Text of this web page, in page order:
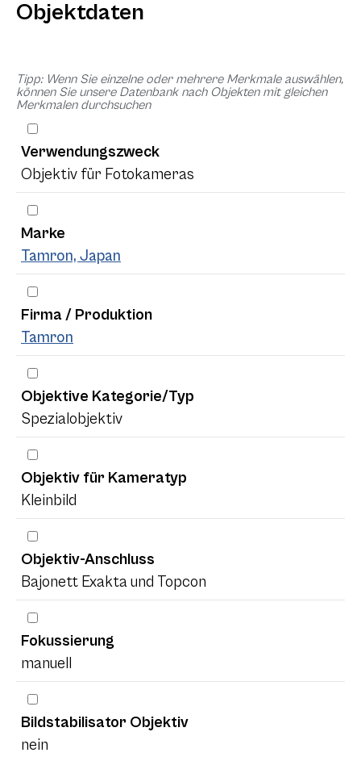
Objektdaten
Tipp: Wenn Sie einzelne oder mehrere Merkmale auswählen,
können Sie unsere Datenbank nach Objekten mit gleichen
Merkmalen durchsuchen
Verwendungszweck
Objektiv für Fotokameras
Marke
Tamron, Japan
Firma / Produktion
Tamron
Objektive Kategorie/Typ
Spezialobjektiv
Objektiv für Kameratyp
Kleinbild
Objektiv-Anschluss
Bajonett Exakta und Topcon
Fokussierung
manuell
Bildstabilisator Objektiv
nein